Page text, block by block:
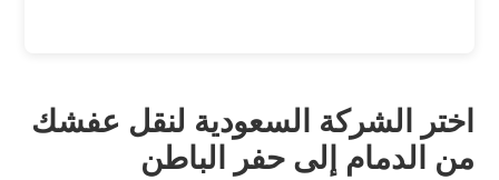
اختر الشركة السعودية لنقل عفشك
من الدمام إلى حفر الباطن